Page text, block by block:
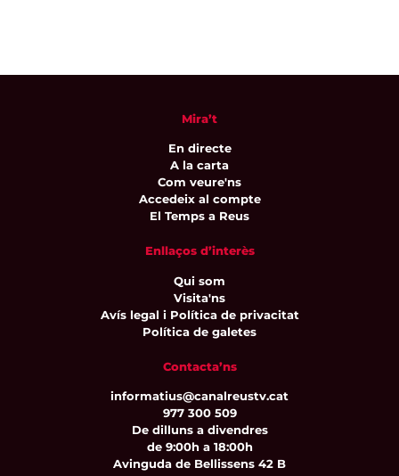
Mira’t
En directe
A la carta
Com veure'ns
Accedeix al compte
El Temps a Reus
Enllaços d’interès
Qui som
Visita'ns
Avís legal i Política de privacitat
Política de galetes
Contacta’ns
informatius@canalreustv.cat
977 300 509
De dilluns a divendres
de 9:00h a 18:00h
Avinguda de Bellissens 42 B